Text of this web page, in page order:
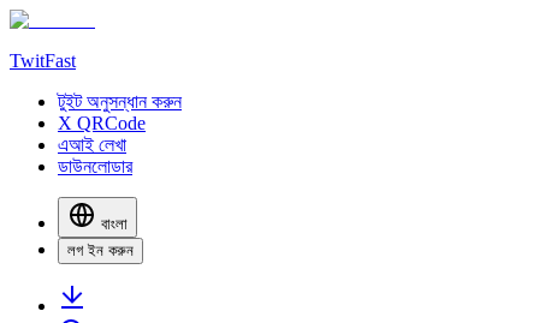
TwitFast
টুইট অনুসন্ধান করুন
X QRCode
এআই লেখা
ডাউনলোডার
বাংলা
লগ ইন করুন